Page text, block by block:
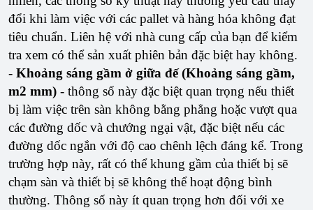
đổi khi làm việc với các pallet và hàng hóa không đạt
tiêu chuẩn. Liên hệ với nhà cung cấp của bạn để kiểm
tra xem có thể sản xuất phiên bản đặc biệt hay không.
- Khoảng sáng gầm ở giữa đế (Khoảng sáng gầm,
m2 mm) - thông số này đặc biệt quan trọng nếu thiết
bị làm việc trên sàn không bằng phẳng hoặc vượt qua
các đường dốc và chướng ngại vật, đặc biệt nếu các
đường dốc ngắn với độ cao chênh lệch đáng kể. Trong
trường hợp này, rất có thể khung gầm của thiết bị sẽ
chạm sàn và thiết bị sẽ không thể hoạt động bình
thường. Thông số này ít quan trọng hơn đối với xe